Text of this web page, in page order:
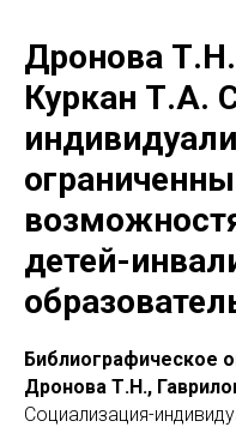
Дронова
Куркан Т.А.
детей-
Библиографическое
Дронова Т.Н.,
Социализация-